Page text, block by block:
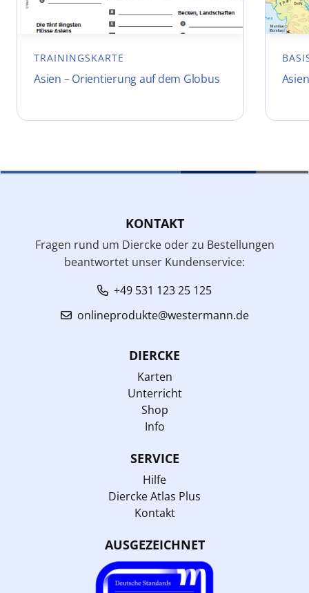
TRAININGSKARTE
Asien – Orientierung auf dem Globus
KONTAKT
Fragen rund um Diercke oder zu Bestellungen
beantwortet unser Kundenservice:
+49 531 123 25 125
onlineprodukte@westermann.de
DIERCKE
Karten
Unterricht
Shop
Info
SERVICE
Hilfe
Diercke Atlas Plus
Kontakt
AUSGEZEICHNET